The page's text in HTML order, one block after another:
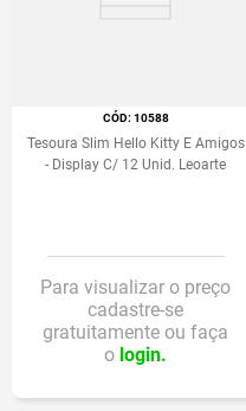
:10588
Tesoura Slim Hello Kitty E Amigos
- Display C/ 12 Unid. Leoarte
Para visualizar o preço
cadastre-se
gratuitamente ou faça
o login.